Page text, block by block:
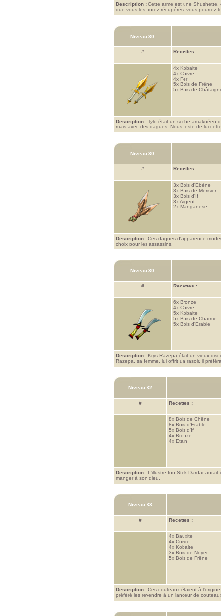
Description : Cette arme est une Shushette,
que vous les aurez récupérés, vous pourrez
Niveau 30
# Recettes :
4x Kobalte
4x Cuivre
4x Fer
5x Bois de Frêne
5x Bois de
Description : Tylo était un scribe amaknéen
mais avec des dagues. Nous reste de lui
Niveau 30
# Recettes :
3x Bois d'Ebène
3x Bois de Merisier
3x Bois d'If
3xArgent
2x Manganèse
Description : Ces dagues d'apparence
choix pour les assassins.
Niveau 30
# Recettes :
6x Bronze
4x Cuivre
5x Kobalte
5x Bois de Charme
5x Bois d'Erable
Description : Krys Razepa était un vieux
Razepa, sa femme, lui offrit un rasoir, il
Niveau 32
# Recettes :
8x Bois de Chêne
8x Bois d'Erable
5x Bois d'If
4x Bronze
4x Etain
Description : L'illustre fou Stek Dardar aurait
manger à son dieu.
Niveau 33
# Recettes :
4x Bauxite
4x Cuivre
4x Kobalte
3x Bois de Noyer
5x Bois de Frêne
Description : Ces couteaux étaient à
préféré les revendre à un lanceur de